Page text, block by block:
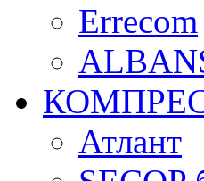
Errecom
Атлант